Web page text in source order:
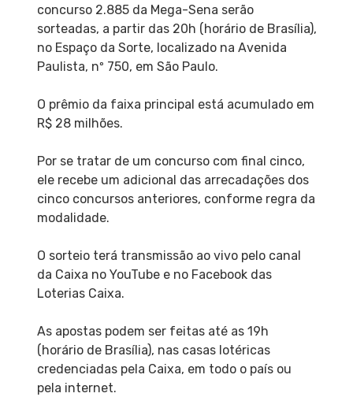
concurso 2.885 da Mega-Sena serão
sorteadas, a partir das 20h (horário de Brasília),
no Espaço da Sorte, localizado na Avenida
Paulista, nº 750, em São Paulo.
O prêmio da faixa principal está acumulado em
R$ 28 milhões.
Por se tratar de um concurso com final cinco,
ele recebe um adicional das arrecadações dos
cinco concursos anteriores, conforme regra da
modalidade.
O sorteio terá transmissão ao vivo pelo canal
da Caixa no YouTube e no Facebook das
Loterias Caixa.
As apostas podem ser feitas até as 19h
(horário de Brasília), nas casas lotéricas
credenciadas pela Caixa, em todo o país ou
pela internet.